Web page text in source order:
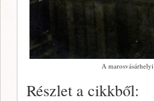
A
Részlet a cikkből: